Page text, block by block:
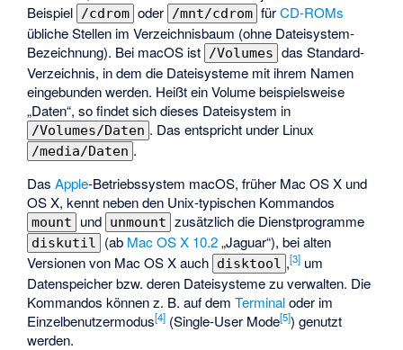
Beispiel /cdrom oder /mnt/cdrom fürCD-ROMs
übliche Stellen im Verzeichnisbaum (ohne Dateisystem-
Bezeichnung). Bei macOS ist /Volumes das Standard-
Verzeichnis, in dem die Dateisysteme mit ihrem Namen
eingebunden werden. Heißt einVolumebeispielsweise
„Daten“, so findet sich dieses Dateisystem in
/Volumes/Daten . Das entspricht under Linux
/media/Daten .
DasApple-Betriebssystem macOS, früher Mac OS X und
OS X, kennt neben den Unix-typischen Kommandos
mount und unmount zusätzlich die Dienstprogramme
diskutil (ab Mac OS X 10.2„Jaguar“), bei alten
Versionen von Mac OS X auch disktool ,[3] um
Datenspeicher bzw. deren Dateisysteme zu verwalten. Die
Kommandos können z. B. auf demTerminaloder im
Einzelbenutzermodus[4] (Single-User Mode[5]) genutzt
werden.